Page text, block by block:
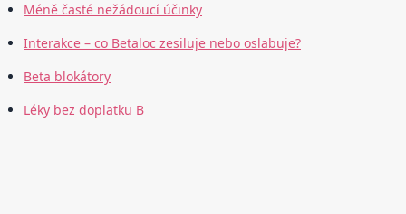
Méně časté nežádoucí účinky
Interakce – co Betaloc zesiluje nebo oslabuje?
Beta blokátory
Léky bez doplatku B